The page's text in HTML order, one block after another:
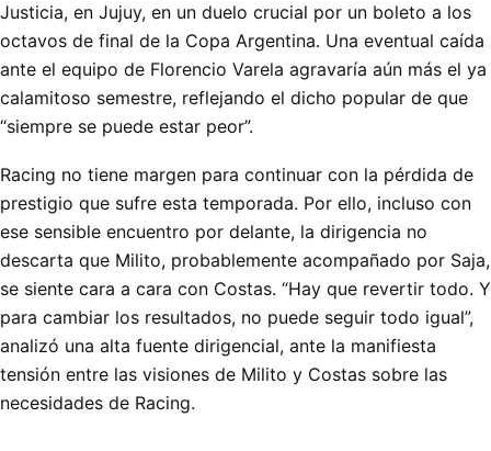
Justicia, en Jujuy, en un duelo crucial por un boleto a los
octavos de final de la Copa Argentina. Una eventual caída
ante el equipo de Florencio Varela agravaría aún más el ya
calamitoso semestre, reflejando el dicho popular de que
“siempre se puede estar peor”.
Racing no tiene margen para continuar con la pérdida de
prestigio que sufre esta temporada. Por ello, incluso con
ese sensible encuentro por delante, la dirigencia no
descarta que Milito, probablemente acompañado por Saja,
se siente cara a cara con Costas. “Hay que revertir todo. Y
para cambiar los resultados, no puede seguir todo igual”,
analizó una alta fuente dirigencial, ante la manifiesta
tensión entre las visiones de Milito y Costas sobre las
necesidades de Racing.